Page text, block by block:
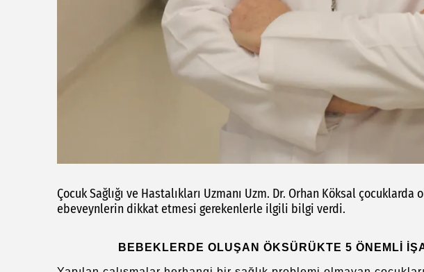
Çocuk Sağlığı ve Hastalıkları Uzmanı Uzm. Dr. Orhan Köksal
ebeveynlerin dikkat etmesi gerekenlerle ilgili bilgi verdi.
BEBEKLERDE OLUŞAN ÖKSÜRÜKTE 5 ÖNEMLİ